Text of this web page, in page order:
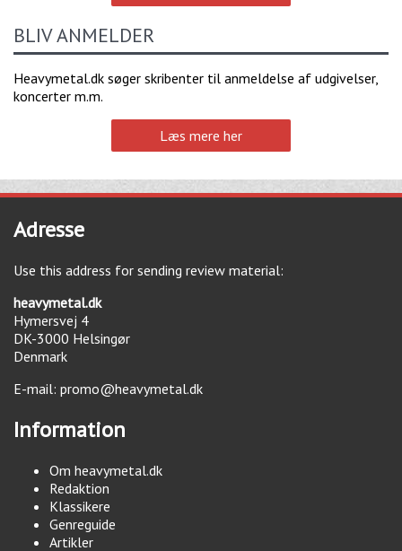
BLIV ANMELDER
Heavymetal.dk søger skribenter til anmeldelse af udgivelser,
koncerter m.m.
Læs mere her
Adresse
Use this address for sending review material:
heavymetal.dk
Hymersvej 4
DK-3000 Helsingør
Denmark
E-mail: promo@heavymetal.dk
Information
Om heavymetal.dk
Redaktion
Klassikere
Genreguide
Artikler